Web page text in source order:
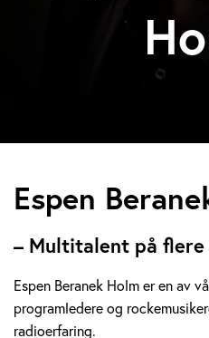
E
p
e
Espen
– Multitalent på flere
Espen Beranek Holm er en av
programledere og
radioerfaring.